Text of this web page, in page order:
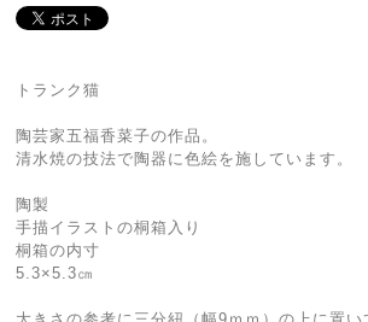
トランク猫
陶芸家五福香菜子の作品。
清水焼の技法で陶器に色絵を施しています。
陶製
手描イラストの桐箱入り
桐箱の内寸
5.3×5.3㎝